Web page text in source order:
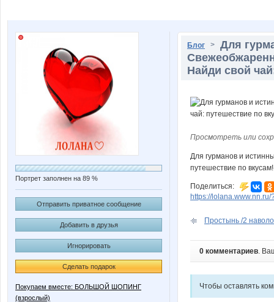
Портрет заполнен на 89 %
Отправить приватное сообщение
Добавить в друзья
Игнорировать
Сделать подарок
Покупаем вместе: БОЛЬШОЙ ШОПИНГ
(взрослый)
Блог > Для
Найди свой
Просмотреть или
Для гурманов и
путешествие по
Поделиться:
https://
Простынь /2
0 комментариев.
Чтобы оставлять